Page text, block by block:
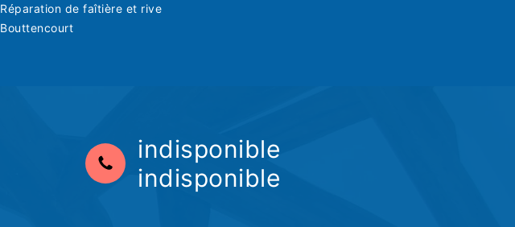
Réparation de faîtière et rive
Bouttencourt
indisponible
indisponible